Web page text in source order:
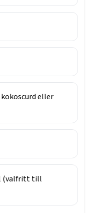
eller
(valfritt till